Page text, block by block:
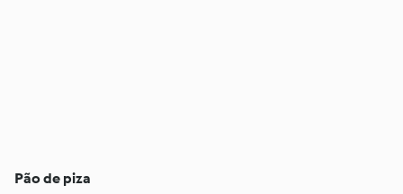
Pão de piza